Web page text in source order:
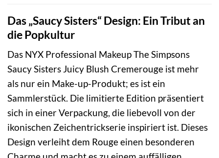
Das „Saucy Sisters“ Design: Ein Tribut an
die Popkultur
Das NYX Professional Makeup The Simpsons
Saucy Sisters Juicy Blush Cremerouge ist mehr
als nur ein Make-up-Produkt; es ist ein
Sammlerstück. Die limitierte Edition präsentiert
sich in einer Verpackung, die liebevoll von der
ikonischen Zeichentrickserie inspiriert ist. Dieses
Design verleiht dem Rouge einen besonderen